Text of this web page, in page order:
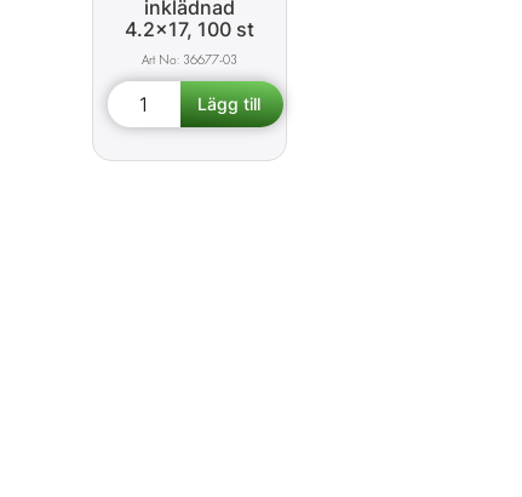
inklädnad
4.2x17, 100 st
36677-03